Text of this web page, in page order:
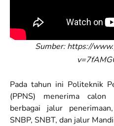
Sumber: https://
Pada tahun ini Politeknik
(PPNS) menerima calon
berbagai jalur
SNBP, SNBT, dan jalur